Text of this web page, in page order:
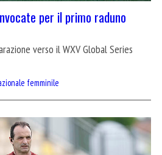
per il primo raduno
verso il WXV Global Series
femminile